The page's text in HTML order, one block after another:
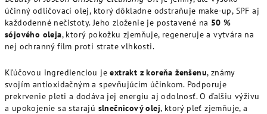
účinný odličovací olej, ktorý dôkladne odstraňuje make-up, SPF aj
každodenné nečistoty. Jeho zloženie je postavené na 50 %
sójového oleja, ktorý pokožku zjemňuje, regeneruje a vytvára na
nej ochranný film proti strate vlhkosti.
Kľúčovou ingredienciou jeextrakt z koreňa ženšenu, známy
svojím antioxidačným a spevňujúcim účinkom. Podporuje
prekrvenie pleti a dodáva jej energiu aj odolnosť. O ďalšiu výživu
a upokojenie sa starajú slnečnicový olej, ktorý pleť zjemňuje, a